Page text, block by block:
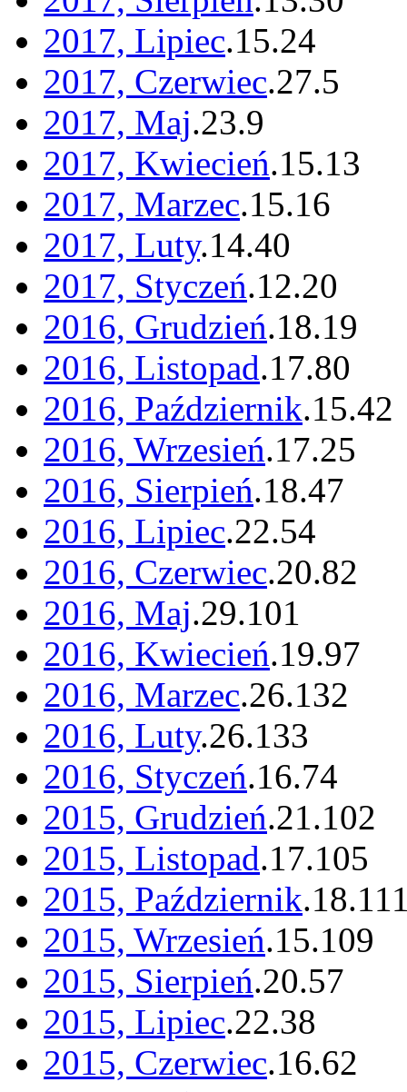
2017, Lipiec.15.24
2017, Czerwiec.27.5
2017, Maj.23.9
2017, Kwiecień.15.13
2017, Marzec.15.16
2017, Luty.14.40
2017, Styczeń.12.20
2016, Grudzień.18.19
2016, Listopad.17.80
2016, Październik.15.42
2016, Wrzesień.17.25
2016, Sierpień.18.47
2016, Lipiec.22.54
2016, Czerwiec.20.82
2016, Maj.29.101
2016, Kwiecień.19.97
2016, Marzec.26.132
2016, Luty.26.133
2016, Styczeń.16.74
2015, Grudzień.21.102
2015, Listopad.17.105
2015, Październik.18.
2015, Wrzesień.15.109
2015, Sierpień.20.57
2015, Lipiec.22.38
2015, Czerwiec.16.62